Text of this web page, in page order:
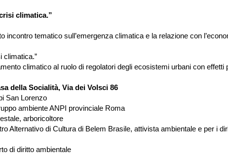
climatica.”
incontro tematico sull’emergenza climatica e la relazione con
climatica.”
climatico al ruolo di regolatori degli ecosistemi urbani con effetti
della Socialità, Via dei Volsci 86
San Lorenzo
ambiente ANPI provinciale Roma
arboricoltore
Alternativo di Cultura di Belem Brasile, attivista ambientale e per i
di diritto ambientale